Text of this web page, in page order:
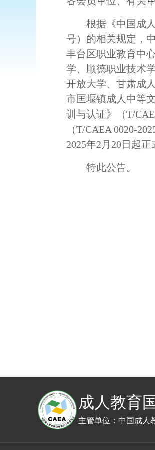
根据《中国成
号）的相关规定，
丰台区职业教育中
学、顺德职业技术
开放大学、甘肃成
市匡堰镇成人中等
训与认证》（T/
（T/CAEA 0020-
2025年2月20日起正
特此公告。
成人教育
主管单位：中国成人